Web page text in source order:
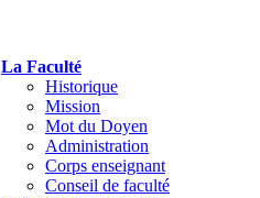
La Faculté
Historique
Mission
Mot du Doyen
Administration
Corps enseignant
Conseil de faculté